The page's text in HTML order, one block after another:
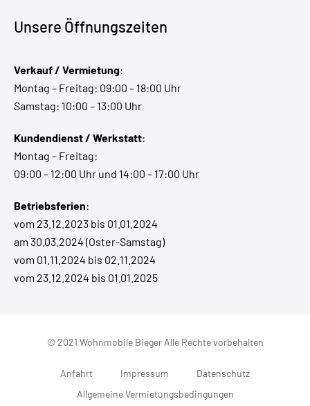
Unsere Öffnungszeiten
Verkauf / Vermietung:
Montag – Freitag: 09:00 – 18:00 Uhr
Samstag: 10:00 – 13:00 Uhr
Kundendienst / Werkstatt:
Montag – Freitag:
09:00 – 12:00 Uhr und 14:00 – 17:00 Uhr
Betriebsferien:
vom 23.12.2023 bis 01.01.2024
am 30.03.2024 (Oster-Samstag)
vom 01.11.2024 bis 02.11.2024
vom 23.12.2024 bis 01.01.2025
© 2021 Wohnmobile Bieger Alle Rechte vorbehalten
Anfahrt Impressum
Datenschutz
Allgemeine Vermietungsbedingungen